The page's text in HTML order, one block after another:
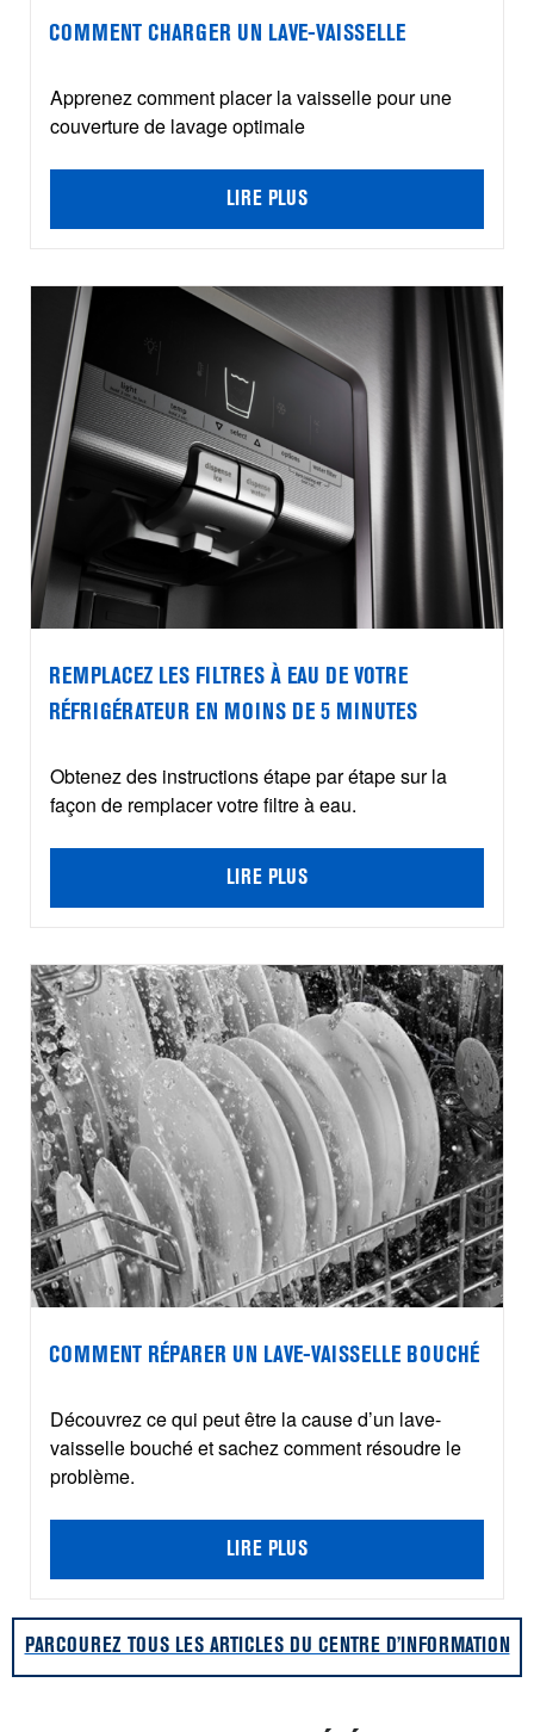
COMMENT CHARGER UN LAVE-VAISSELLE
Apprenez comment placer la vaisselle pour une
couverture de lavage optimale
LIRE PLUS
REMPLACEZ LES FILTRES À EAU DE VOTRE
RÉFRIGÉRATEUR EN MOINS DE 5 MINUTES
Obtenez des instructions étape par étape sur la
façon de remplacer votre filtre à eau.
LIRE PLUS
COMMENT RÉPARER UN LAVE-VAISSELLE BOUCHÉ
Découvrez ce qui peut être la cause d’un lave-
vaisselle bouché et sachez comment résoudre le
problème.
LIRE PLUS
PARCOUREZ TOUS LES ARTICLES DU CENTRE D’INFORMATION